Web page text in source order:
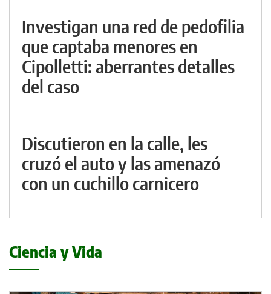
Investigan una red de pedofilia
que captaba menores en
Cipolletti: aberrantes detalles
del caso
Discutieron en la calle, les
cruzó el auto y las amenazó
con un cuchillo carnicero
Ciencia y Vida